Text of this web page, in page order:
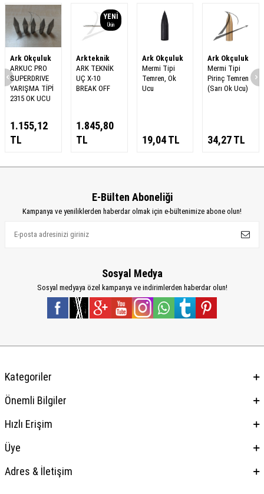
Ark Okçuluk
ARKUC PRO
SUPERDRIVE
YARIŞMA TİPİ
2315 OK UCU
1.155,12
TL
YENI
Ürün
Arkteknik
ARK TEKNİK
UÇ X-10
BREAK OFF
1.845,80
TL
Ark Okçuluk
Mermi Tipi
Temren, Ok
Ucu
19,04TL
Ark Okçuluk
Mermi Tipi
Pirinç Temren
(Sarı Ok Ucu)
34,27TL
E-Bülten Aboneliği
Kampanya ve yeniliklerden haberdar olmak için e-bültenimize abone olun!
Sosyal Medya
Sosyal medyaya özel kampanya ve indirimlerden haberdar olun!
Kategoriler
Önemli Bilgiler
Hızlı Erişim
Üye
Adres & İletişim